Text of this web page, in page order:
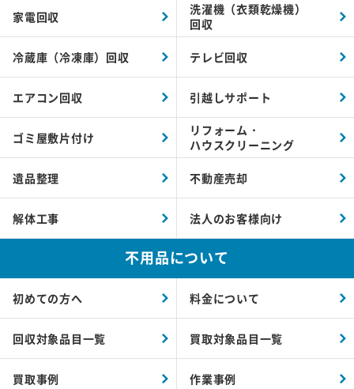
家電回収
洗濯機（衣類乾燥機）
回収
冷蔵庫（冷凍庫）回収 テレビ回収
エアコン回収 引越しサポート
ゴミ屋敷片付け
リフォーム・
ハウスクリーニング
遺品整理 不動産売却
解体工事 法人のお客様向け
不用品について
初めての方へ 料金について
回収対象品目一覧 買取対象品目一覧
買取事例 作業事例